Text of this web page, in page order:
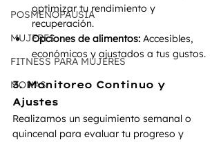
POSMENOPAUSIA
MUJERES
FITNESS PARA MUJERES
MONAS
optimizar tu rendimiento y
recuperación.
Opciones de alimentos: Accesibles,
económicos y ajustados a tus gustos.
3. Monitoreo Continuo y
Ajustes
Realizamos un seguimiento semanal o
quincenal para evaluar tu progreso y